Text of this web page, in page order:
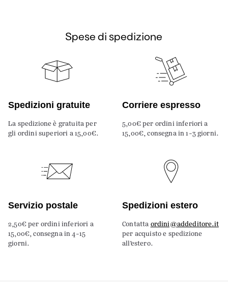
Spese di spedizione
Spedizioni gratuite
La spedizione è gratuita per
gli ordini superiori a 15,00€.
Corriere espresso
5,00€ per ordini inferiori a
15,00€, consegna in 1-3 giorni.
Servizio postale
2,50€ per ordini inferiori a
15,00€, consegna in 4-15
giorni.
Spedizioni estero
Contatta ordini@addeditore.it
per acquisto e spedizione
all’estero.